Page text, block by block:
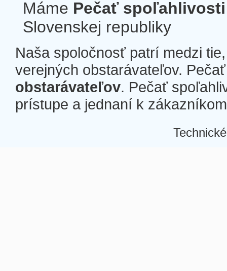
Máme Pečať spoľahlivosti
Slovenskej republiky
Naša spoločnosť patrí medzi
verejných obstarávateľov.
obstarávateľov. Pečať
prístupe a jednaní k